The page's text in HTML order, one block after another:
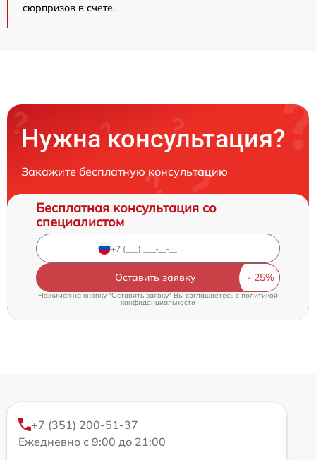
сюрпризов в счете.
Нужна консультация?
Закажите бесплатную консультацию
Бесплатная консультация со
специалистом
Оставить заявку
Нажимая на кнопку "Оставить заявку" Вы соглашаетесь cполитикой
конфиденциальности
+7 (351) 200-51-37
Ежедневно с 9:00 до 21:00